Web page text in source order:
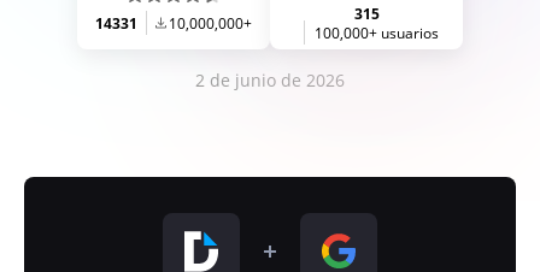
14331 10,000,000+
315
100,000+ usuarios
2 de junio de 2026